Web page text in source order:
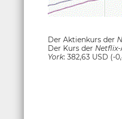
Der Aktienkurs der
Der Kurs der Netflix
York: 382,63 USD (-